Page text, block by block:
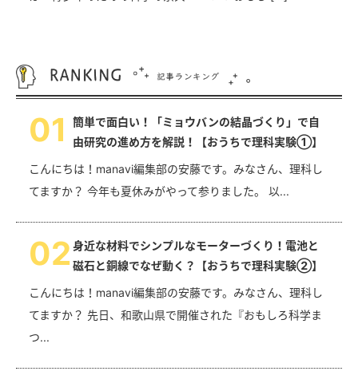
01
簡単で面白い！「ミョウバンの結晶づくり」で自
由研究の進め方を解説！【おうちで理科実験①】
こんにちは！manavi編集部の安藤です。みなさん、理科し
てますか？ 今年も夏休みがやって参りました。 以...
02 身近な材料でシンプルなモーターづくり！電池と
磁石と銅線でなぜ動く？【おうちで理科実験②】
こんにちは！manavi編集部の安藤です。みなさん、理科し
てますか？ 先日、和歌山県で開催された『おもしろ科学ま
つ...